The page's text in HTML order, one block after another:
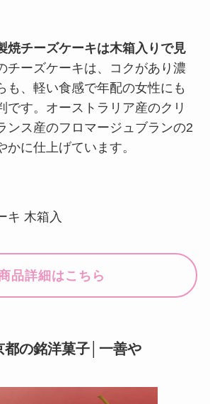
焼チーズケーキは木箱入りで見
チーズケーキは、コクがあり濃
も、軽い食感で年配の女性にも
です。オーストラリア産のクリ
ンス産のフロマージュブランの2
かに仕上げています。
キ 木箱入
品詳細はこちら
都の銘洋菓子│一善や